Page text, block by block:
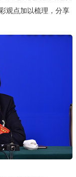
观点加以梳理，分享